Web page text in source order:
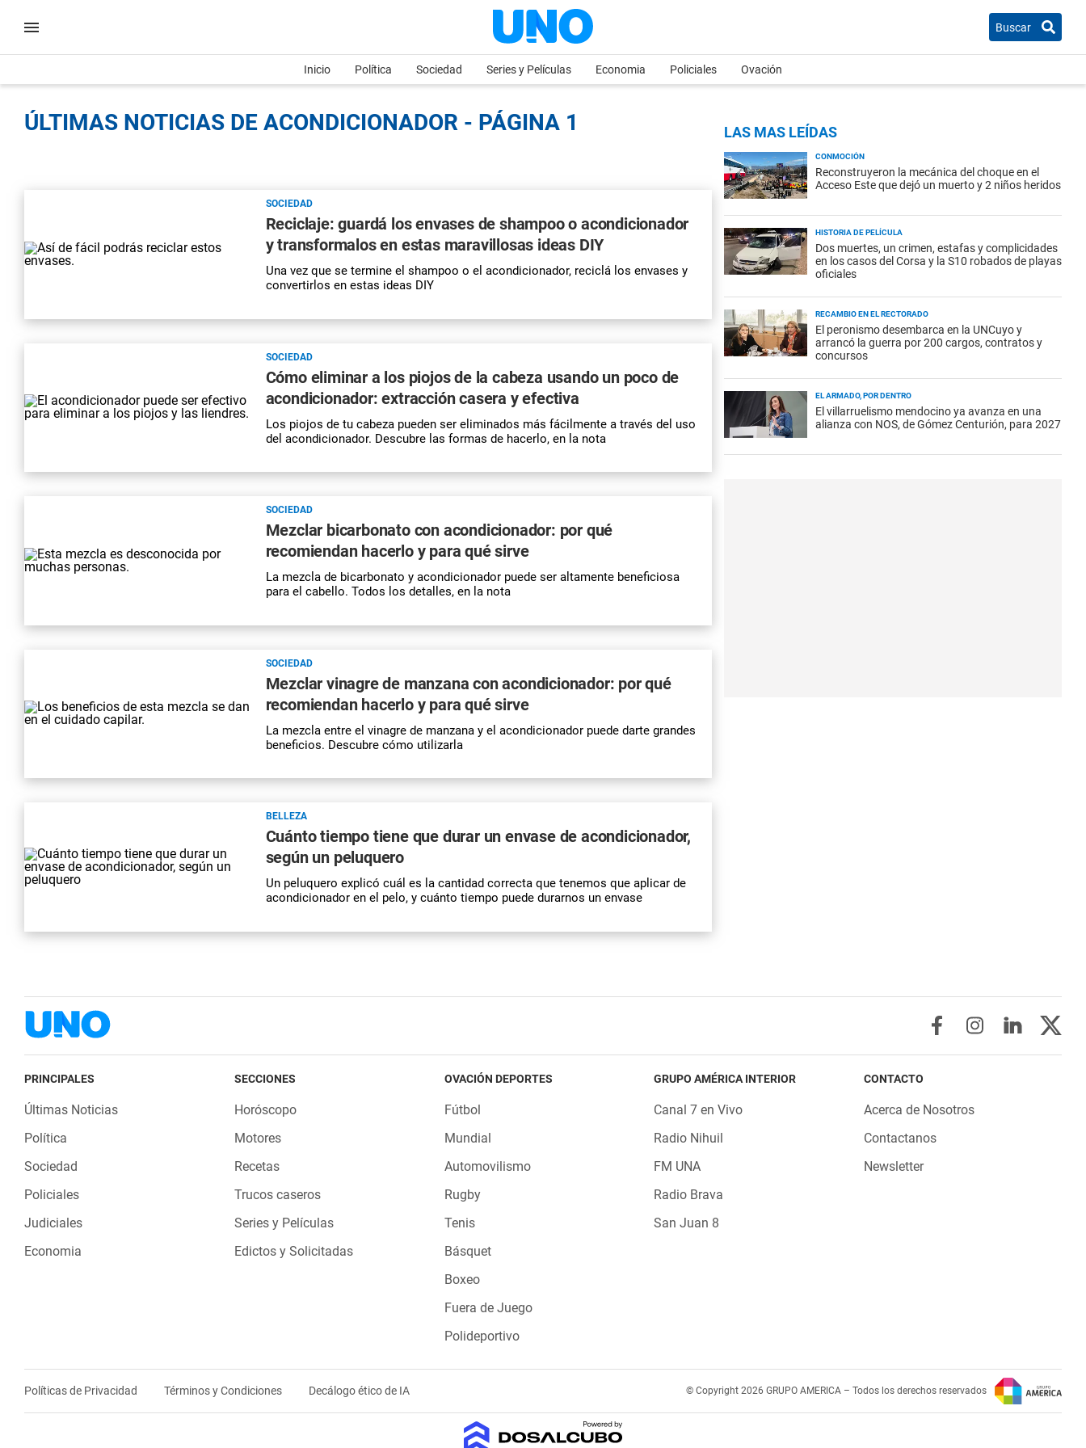
Buscar
Inicio Política Sociedad Series y Películas Economia Policiales Ovación
ÚLTIMAS NOTICIAS DE ACONDICIONADOR - PÁGINA 1
SOCIEDAD
Reciclaje: guardá los envases de shampoo o acondicionador
y transformalos en estas maravillosas ideas DIY
Una vez que se termine el shampoo o el acondicionador, reciclá los envases y
convertirlos en estas ideas DIY
SOCIEDAD
Cómo eliminar a los piojos de la cabeza usando un poco de
acondicionador: extracción casera y efectiva
Los piojos de tu cabeza pueden ser eliminados más fácilmente a través del uso
del acondicionador. Descubre las formas de hacerlo, en la nota
SOCIEDAD
Mezclar bicarbonato con acondicionador: por qué
recomiendan hacerlo y para qué sirve
La mezcla de bicarbonato y acondicionador puede ser altamente beneficiosa
para el cabello. Todos los detalles, en la nota
SOCIEDAD
Mezclar vinagre de manzana con acondicionador: por qué
recomiendan hacerlo y para qué sirve
La mezcla entre el vinagre de manzana y el acondicionador puede darte grandes
beneficios. Descubre cómo utilizarla
BELLEZA
Cuánto tiempo tiene que durar un envase de acondicionador,
según un peluquero
Un peluquero explicó cuál es la cantidad correcta que tenemos que aplicar de
acondicionador en el pelo, y cuánto tiempo puede durarnos un envase
LAS MAS LEÍDAS
CONMOCIÓN
Reconstruyeron la mecánica del choque en el
Acceso Este que dejó un muerto y 2 niños heridos
HISTORIA DE PELÍCULA
Dos muertes, un crimen, estafas y complicidades
en los casos del Corsa y la S10 robados de playas
oficiales
RECAMBIO EN EL RECTORADO
El peronismo desembarca en la UNCuyo y
arrancó la guerra por 200 cargos, contratos y
concursos
EL ARMADO, POR DENTRO
El villarruelismo mendocino ya avanza en una
alianza con NOS, de Gómez Centurión, para 2027
PRINCIPALES
Últimas Noticias
Política
Sociedad
Policiales
Judiciales
Economia
SECCIONES
Horóscopo
Motores
Recetas
Trucos caseros
Series y Películas
Edictos y Solicitadas
OVACIÓN DEPORTES
Fútbol
Mundial
Automovilismo
Rugby
Tenis
Básquet
Boxeo
Fuera de Juego
Polideportivo
GRUPO AMÉRICA INTERIOR
Canal 7 en Vivo
Radio Nihuil
FM UNA
Radio Brava
San Juan 8
CONTACTO
Acerca de Nosotros
Contactanos
Newsletter
Políticas de Privacidad Términos y Condiciones Decálogo ético de IA © Copyright 2026 GRUPO AMERICA – Todos los derechos reservados